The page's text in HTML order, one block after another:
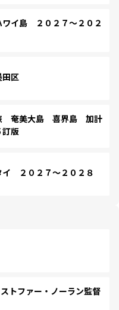
イ島 ２０２７～２０２
区
奄美大島 喜界島 加計
版
２０２７～２０２８
トファー・ノーラン監督